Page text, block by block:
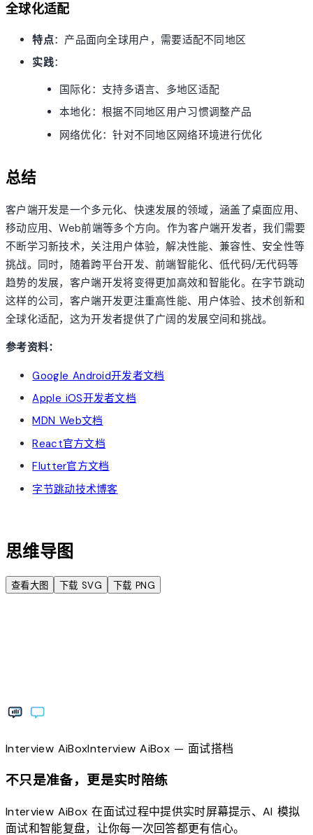
全球化适配
特点：产品面向全球用户，需要适配不同地区
实践：
国际化：支持多语言、多地区适配
本地化：根据不同地区用户习惯调整产品
网络优化：针对不同地区网络环境进行优化
总结
客户端开发是一个多元化、快速发展的领域，涵盖了桌面应用、
移动应用、Web前端等多个方向。作为客户端开发者，我们需要
不断学习新技术，关注用户体验，解决性能、兼容性、安全性等
挑战。同时，随着跨平台开发、前端智能化、低代码/无代码等
趋势的发展，客户端开发将变得更加高效和智能化。在字节跳动
这样的公司，客户端开发更注重高性能、用户体验、技术创新和
全球化适配，这为开发者提供了广阔的发展空间和挑战。
参考资料：
Google Android开发者文档
Apple iOS开发者文档
MDN Web文档
React官方文档
Flutter官方文档
字节跳动技术博客
思维导图
查看大图 下载 SVG 下载 PNG
Interview AiBoxInterviewAiBox— 面试搭档
不只是准备，更是实时陪练
Interview AiBox 在面试过程中提供实时屏幕提示、AI 模拟
面试和智能复盘，让你每一次回答都更有信心。